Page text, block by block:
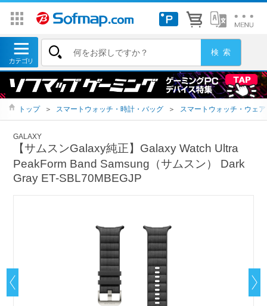
トップ ＞ スマートウォッチ・時計・バッグ ＞ スマートウォッチ・ウェ
GALAXY
【サムスンGalaxy純正】Galaxy Watch Ultra
PeakForm Band Samsung（サムスン） Dark
Gray ET-SBL70MBEGJP